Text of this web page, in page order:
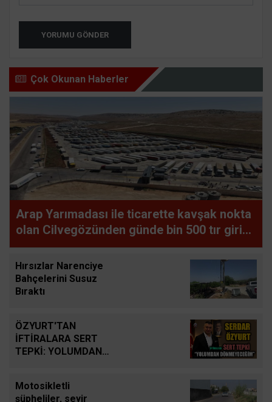
YORUMU GÖNDER
Çok Okunan Haberler
Arap Yarımadası ile ticarette kavşak nokta
olan Cilvegözünden günde bin 500 tır giriş-
çıkış yapıyor
Hırsızlar Narenciye
Bahçelerini Susuz
Bıraktı
ÖZYURT'TAN
İFTİRALARA SERT
TEPKİ: YOLUMDAN
Motosikletli
şüpheliler, seyir